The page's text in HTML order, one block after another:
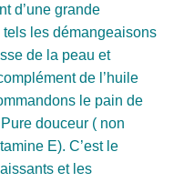
d’une grande
les démangeaisons
de la peau et
de l’huile
le pain de
douceur ( non
E). C’est le
et les